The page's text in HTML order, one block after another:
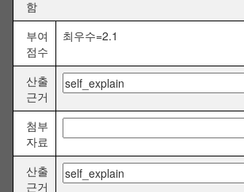
함
부여
점수
최우수=2.1
산출
근거
첨부
자료
산출
근거